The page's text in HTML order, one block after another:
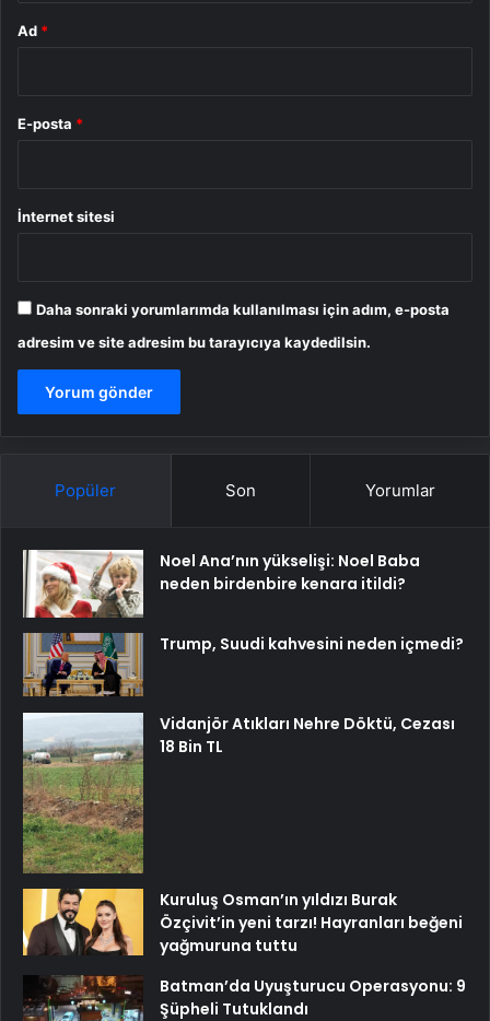
Ad *
E-posta *
İnternet sitesi
Daha sonraki yorumlarımda kullanılması için adım, e-posta
adresim ve site adresim bu tarayıcıya kaydedilsin.
Popüler Son Yorumlar
Noel Ana’nın yükselişi: Noel Baba
neden birdenbire kenara itildi?
Trump, Suudi kahvesini neden içmedi?
Vidanjör Atıkları Nehre Döktü, Cezası
18 Bin TL
Kuruluş Osman’ın yıldızı Burak
Özçivit’in yeni tarzı! Hayranları beğeni
yağmuruna tuttu
Batman’da Uyuşturucu Operasyonu: 9
Şüpheli Tutuklandı